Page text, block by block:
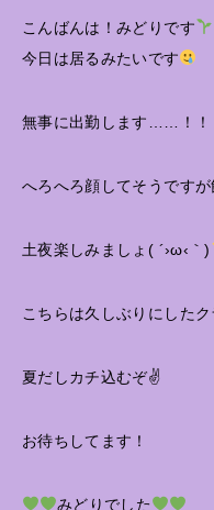
こんばんは！みどりです
今日は居るみたいです
無事に出勤します……！！
へろへろ顔してそうです
土夜楽しみましょ( ´›ω‹｀)
こちらは久しぶりにしたク
夏だしカチ込むぞ✌️
お待ちしてます！
みどりでした